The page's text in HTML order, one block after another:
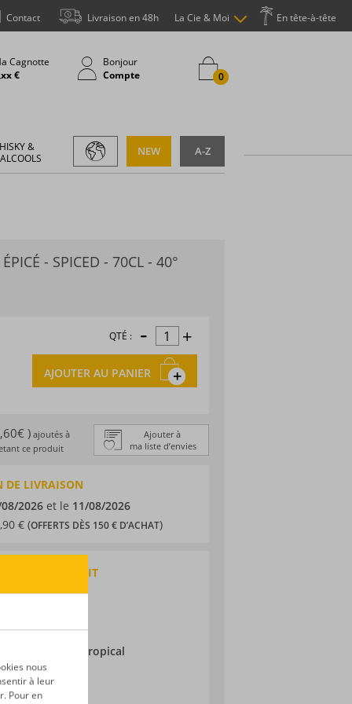
En tête-à-tête
La Cie & Moi
Livraison en 48h
Contact
Cagnotte
€
Bonjour
Compte
0
&
A-Z
NEW
- SPICED - 70CL - 40°
QTÉ : - +
AJOUTER AU PANIER
Ajouter à
ma liste d’envies
)ajoutés à
ce produit
DE LIVRAISON
2026et le 11/08/2026
€ (OFFERTS DÈS 150 € D’ACHAT)
DU PRODUIT
traditionnel
Tropical
nous
à leur
Pour en